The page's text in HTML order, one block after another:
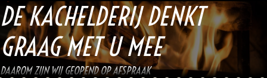
DE KACHELDERIJ DENKT
GRAAG MET U MEE
DAAROM ZIJN WIJ GEOPEND OP AFSPRAAK